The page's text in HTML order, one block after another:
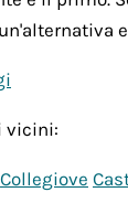
vicini:
Collegiove